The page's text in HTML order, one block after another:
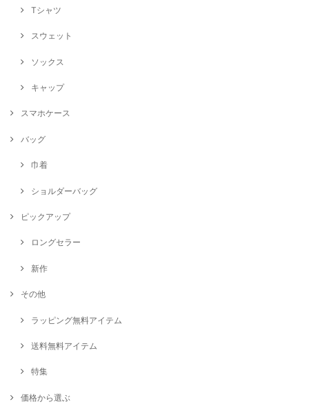
Tシャツ
スウェット
ソックス
キャップ
スマホケース
バッグ
巾着
ショルダーバッグ
ピックアップ
ロングセラー
新作
その他
ラッピング無料アイテム
送料無料アイテム
特集
価格から選ぶ